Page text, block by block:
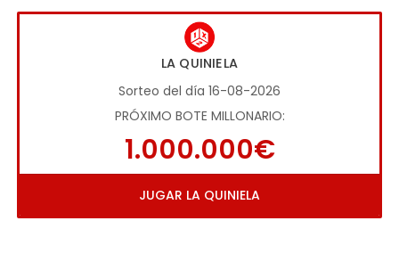
LA QUINIELA
Sorteo del día 16-08-2026
PRÓXIMO BOTE MILLONARIO:
1.000.000€
JUGAR LA QUINIELA